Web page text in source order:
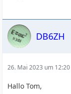
DB6ZH
26. Mai 2023 um 12:20
Hallo Tom,